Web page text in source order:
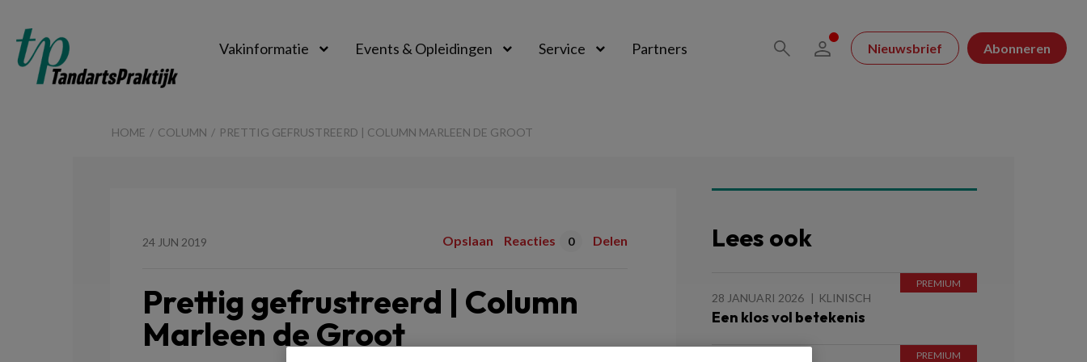
Vakinformatie Events & Opleidingen Service Partners Nieuwsbrief Abonneren
HOME COLUMN PRETTIG GEFRUSTREERD | COLUMN MARLEEN DE GROOT
24 JUN 2019 Opslaan Reacties 0 Delen
Prettig gefrustreerd | Column
Marleen de Groot
Lees ook
28 JANUARI 2026 KLINISCH
Een klos vol betekenis